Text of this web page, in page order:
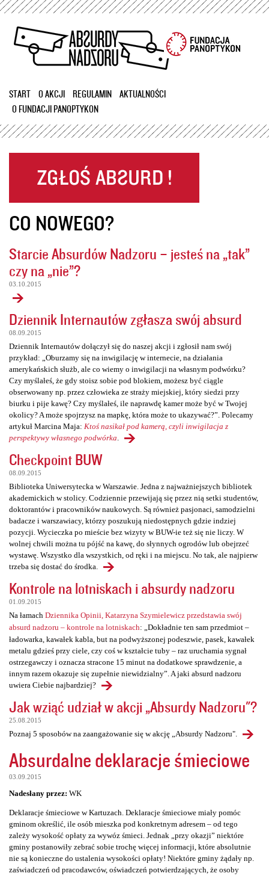
Przejdź
treści
START O AKCJI REGULAMIN
AKTUALNOŚCI
O FUNDACJI PANOPTYKON
CO NOWEGO?
Starcie Absurdów Nadzoru – jesteś na „tak”
czy na „nie”?
03.10.2015
Dziennik Internautów zgłasza swój absurd
08.09.2015
Dziennik Internautów dołączył się do naszej akcji i zgłosił nam swój
przykład: „Oburzamy się na inwigilację w internecie, na działania
amerykańskich służb, ale co wiemy o inwigilacji na własnym podwórku?
Czy myślałeś, że gdy stoisz sobie pod blokiem, możesz być ciągle
obserwowany np. przez człowieka ze straży miejskiej, który siedzi przy
biurku i pije kawę? Czy myślałeś, ile naprawdę kamer może być w Twojej
okolicy? A może spojrzysz na mapkę, która może to ukazywać?”. Polecamy
artykuł Marcina Maja: Ktoś nasikał pod kamerą, czyli inwigilacja z
perspektywy własnego podwórka
Checkpoint BUW
08.09.2015
Biblioteka Uniwersytecka w Warszawie. Jedna z najważniejszych bibliotek
akademickich w stolicy. Codziennie przewijają się przez nią setki studentów,
doktorantów i pracowników naukowych. Są również pasjonaci, samodzielni
badacze i warszawiacy, którzy poszukują niedostępnych gdzie indziej
pozycji. Wycieczka po mieście bez wizyty w BUW-ie też się nie liczy. W
wolnej chwili można tu pójść na kawę, do słynnych ogrodów lub obejrzeć
wystawę. Wszystko dla wszystkich, od ręki i na miejscu. No tak, ale najpierw
trzeba się dostać do środka.
Kontrole na lotniskach i absurdy nadzoru
01.09.2015
Na łamach Dziennika Opinii, Katarzyna Szymielewicz przedstawia swój
absurd nadzoru – kontrole na lotniskach: „Dokładnie ten sam przedmiot –
ładowarka, kawałek kabla, but na podwyższonej podeszwie, pasek, kawałek
metalu gdzieś przy ciele, czy coś w kształcie tuby – raz uruchamia sygnał
ostrzegawczy i oznacza stracone 15 minut na dodatkowe sprawdzenie, a
innym razem okazuje się zupełnie niewidzialny”. A jaki absurd nadzoru
uwiera Ciebie najbardziej?
Jak wziąć udział w akcji „Absurdy Nadzoru"?
25.08.2015
Poznaj 5 sposobów na zaangażowanie się w akcję „Absurdy Nadzoru".
Absurdalne deklaracje śmieciowe
03.09.2015
Nadesłany przez: WK
Deklaracje śmieciowe w Kartuzach. Deklaracje śmieciowe miały pomóc
gminom określić, ile osób mieszka pod konkretnym adresem – od tego
zależy wysokość opłaty za wywóz śmieci. Jednak „przy okazji” niektóre
gminy postanowiły zebrać sobie trochę więcej informacji, które absolutnie
nie są konieczne do ustalenia wysokości opłaty! Niektóre gminy żądały np.
zaświadczeń od pracodawców, oświadczeń potwierdzających, że osoby